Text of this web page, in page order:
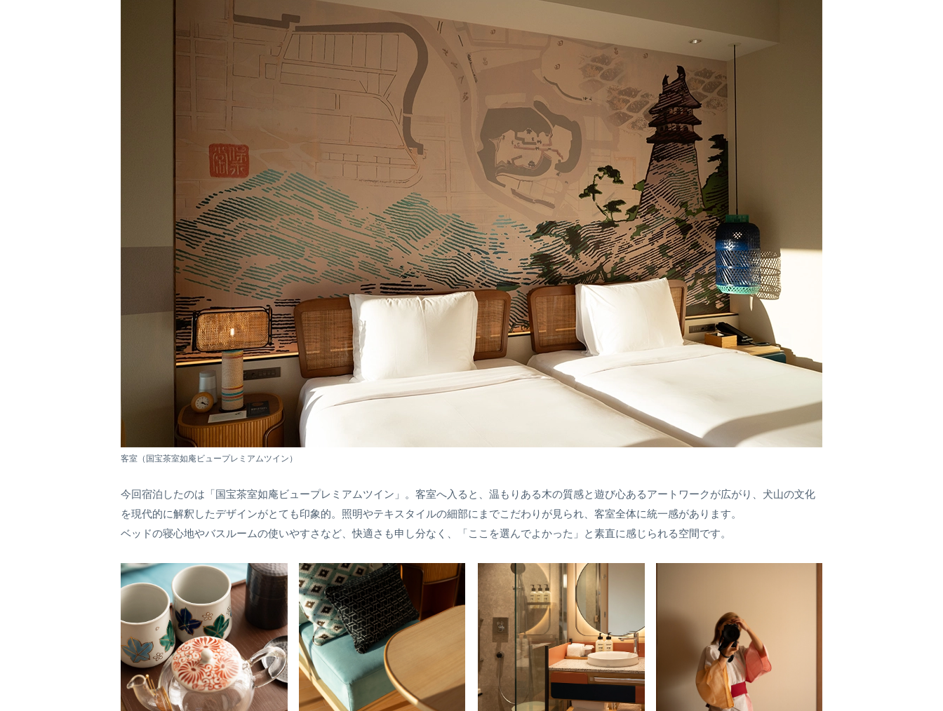
客室（国宝茶室如庵ビュープレミアムツイン）
今回宿泊したのは「国宝茶室如庵ビュープレミアムツイン」。客室へ入ると、温もりある木の質感と遊び心あるアートワークが広がり、犬山の文化
を現代的に解釈したデザインがとても印象的。照明やテキスタイルの細部にまでこだわりが見られ、客室全体に統一感があります。
ベッドの寝心地やバスルームの使いやすさなど、快適さも申し分なく、「ここを選んでよかった」と素直に感じられる空間です。